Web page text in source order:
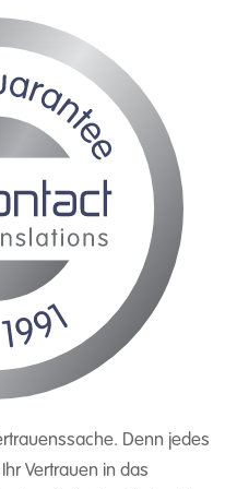
Denn jedes
Vertrauen in das